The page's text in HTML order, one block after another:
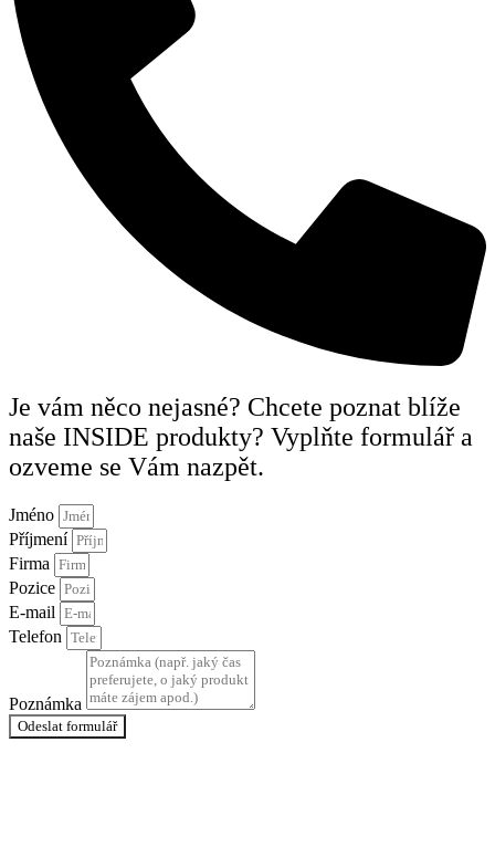
Je vám něco nejasné? Chcete poznat blíže
naše INSIDE produkty? Vyplňte formulář a
ozveme se Vám nazpět.
Jméno
Příjmení
Firma
Pozice
E-mail
Telefon
Poznámka
Odeslat formulář